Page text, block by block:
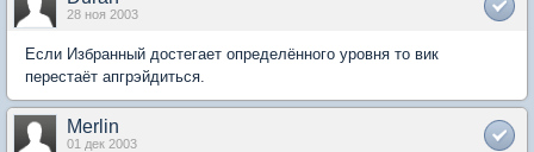
28 ноя 2003
Если Избранный достегает определённого уровня то вик
перестаёт апгрэйдиться.
Merlin
01 дек 2003